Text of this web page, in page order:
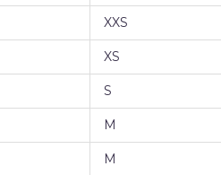
XXS
XS
S
M
M